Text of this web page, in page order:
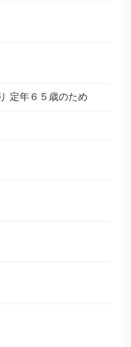
定年６５歳のため